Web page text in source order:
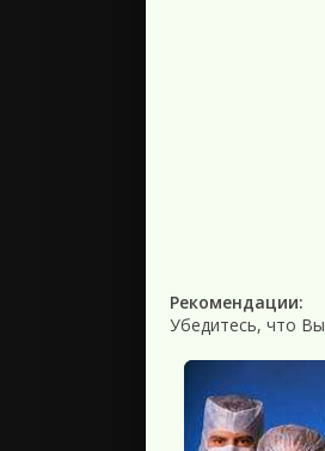
Рекомендации:
Убедитесь, что